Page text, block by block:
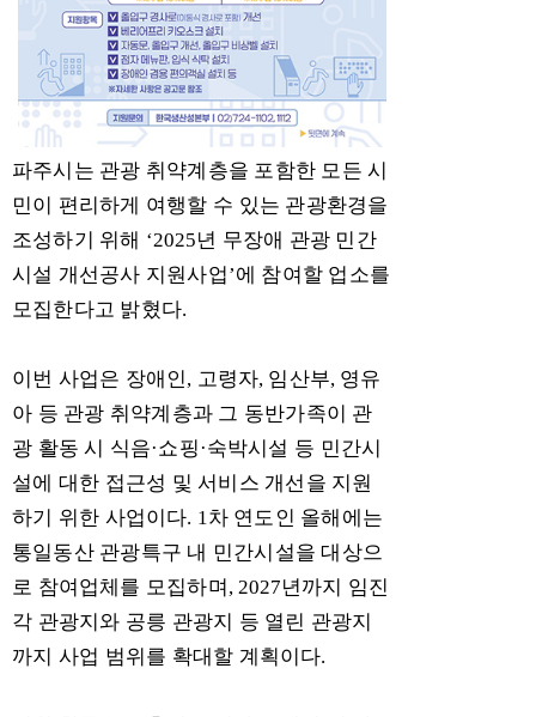
파주시는 관광 취약계층을 포함한 모든 시
민이 편리하게 여행할 수 있는 관광환경을
조성하기 위해 ‘2025년 무장애 관광 민간
시설 개선공사 지원사업’에 참여할 업소를
모집한다고 밝혔다.
이번 사업은 장애인, 고령자, 임산부, 영유
아 등 관광 취약계층과 그 동반가족이 관
광 활동 시 식음·쇼핑 ·숙박시설 등 민간시
설에 대한 접근성 및 서비스 개선을 지원
하기 위한 사업이다. 1차 연도인 올해에는
통일동산 관광특구 내 민간시설을 대상으
로 참여업체를 모집하며 , 2027년까지 임진
각 관광지와 공릉 관광지 등 열린 관광지
까지 사업 범위를 확대할 계획이다.